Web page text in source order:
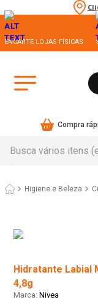
ENCARTE LOJAS FÍSICAS
Compra
Higiene e Beleza
Hidratante Labial
4,8g
Nivea